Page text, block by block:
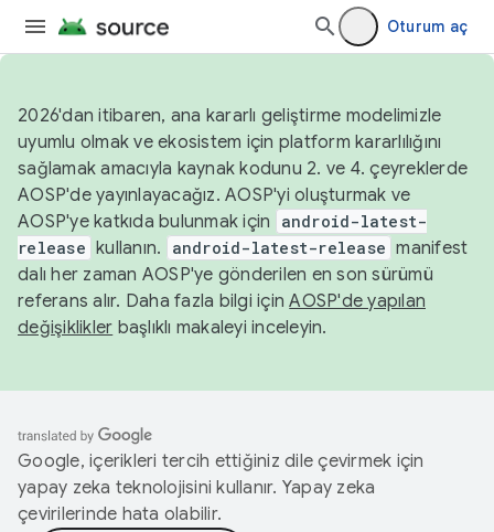
Oturum aç
2026'dan itibaren, ana kararlı geliştirme modelimizle
uyumlu olmak ve ekosistem için platform kararlılığını
sağlamak amacıyla kaynak kodunu 2. ve 4. çeyreklerde
AOSP'de yayınlayacağız. AOSP'yi oluşturmak ve
AOSP'ye katkıda bulunmak için
android-latest-
release kullanın. android-latest-release manifest
dalı her zaman AOSP'ye gönderilen en son sürümü
referans alır. Daha fazla bilgi içinAOSP'de yapılan
değişiklikler başlıklı makaleyi inceleyin.
Google, içerikleri tercih ettiğiniz dile çevirmek için
yapay zeka teknolojisini kullanır. Yapay zeka
çevirilerinde hata olabilir.